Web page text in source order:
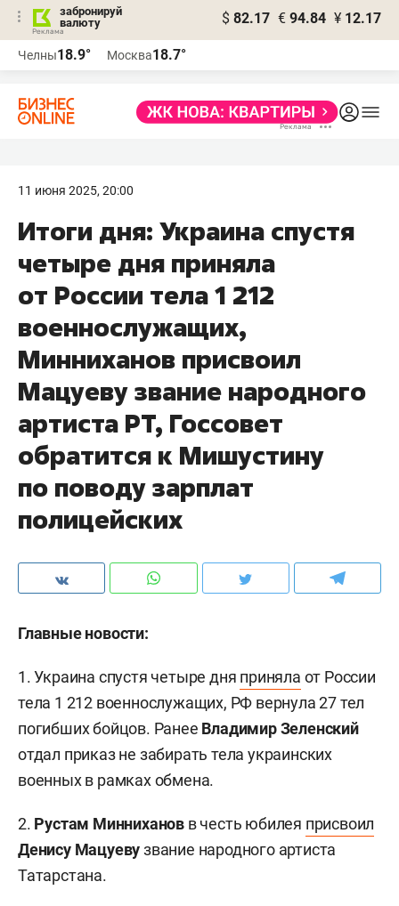
забронируй
валюту
$ 82.17 € 94.84 ¥ 12.17
Челны18.9° Москва18.7°
11 июня 2025, 20:00
Итоги дня: Украина спустя
четыре дня приняла
от России тела 1 212
военнослужащих,
Минниханов присвоил
Мацуеву звание народного
артиста РТ, Госсовет
обратится к Мишустину
по поводу зарплат
полицейских
Главные новости:
1. Украина спустя четыре дня приняла от России
тела 1 212 военнослужащих, РФ вернула 27 тел
погибших бойцов. Ранее Владимир Зеленский
отдал приказ не забирать тела украинских
военных в рамках обмена.
2. Рустам Минниханов в честь юбилея присвоил
Денису Мацуевузвание народного артиста
Татарстана.